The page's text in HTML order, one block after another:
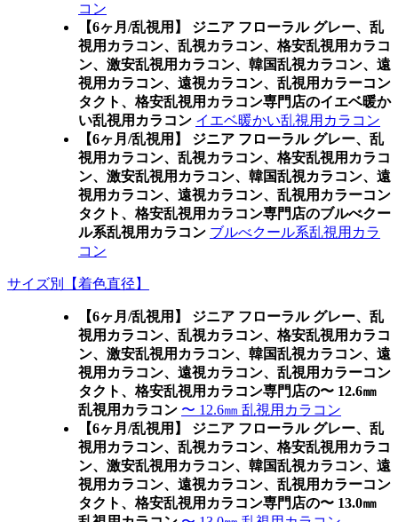
コン
【6ヶ月/乱視用】 ジニア フローラル グレー、乱
視用カラコン、乱視カラコン、格安乱視用カラコ
ン、激安乱視用カラコン、韓国乱視カラコン、遠
視用カラコン、遠視カラコン、乱視用カラーコン
タクト、格安乱視用カラコン専門店のイエベ暖か
い乱視用カラコン イエベ暖かい乱視用カラコン
【6ヶ月/乱視用】 ジニア フローラル グレー、乱
視用カラコン、乱視カラコン、格安乱視用カラコ
ン、激安乱視用カラコン、韓国乱視カラコン、遠
視用カラコン、遠視カラコン、乱視用カラーコン
タクト、格安乱視用カラコン専門店のブルべクー
ル系乱視用カラコン ブルべクール系乱視用カラ
コン
サイズ別【着色直径】
【6ヶ月/乱視用】 ジニア フローラル グレー、乱
視用カラコン、乱視カラコン、格安乱視用カラコ
ン、激安乱視用カラコン、韓国乱視カラコン、遠
視用カラコン、遠視カラコン、乱視用カラーコン
タクト、格安乱視用カラコン専門店の〜 12.6㎜
乱視用カラコン 〜 12.6㎜ 乱視用カラコン
【6ヶ月/乱視用】 ジニア フローラル グレー、乱
視用カラコン、乱視カラコン、格安乱視用カラコ
ン、激安乱視用カラコン、韓国乱視カラコン、遠
視用カラコン、遠視カラコン、乱視用カラーコン
タクト、格安乱視用カラコン専門店の〜 13.0㎜